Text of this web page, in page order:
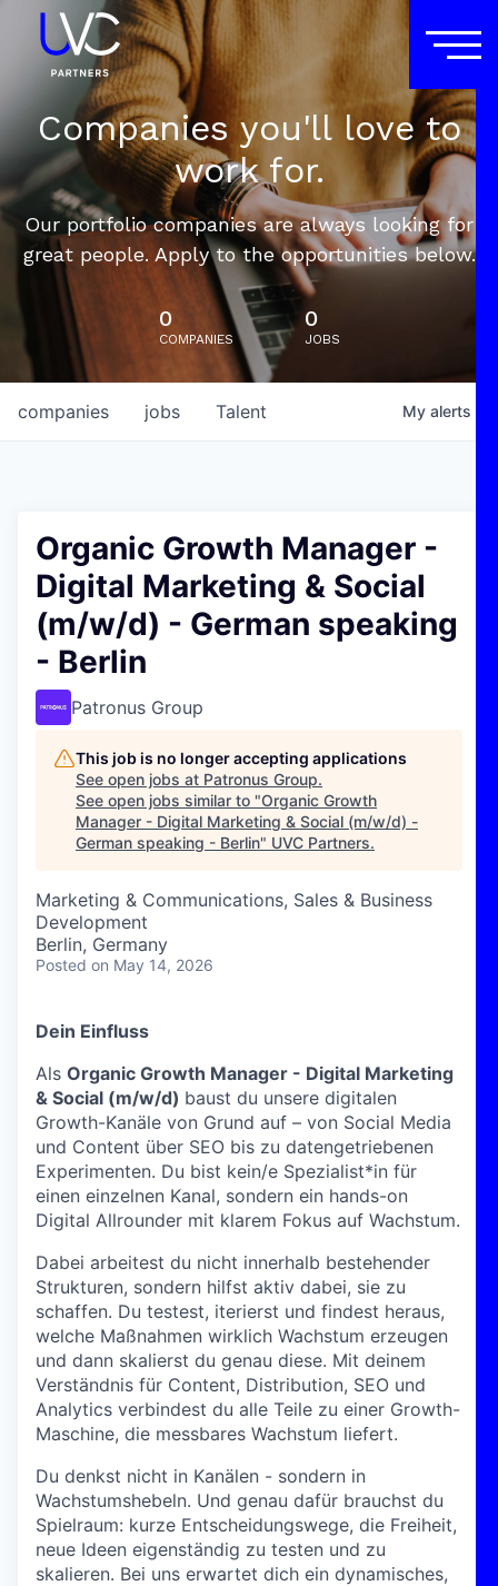
Companies you'll love to
work for.
Our portfolio companies are always looking for
great people. Apply to the opportunities below.
0
COMPANIES
0
JOBS
jobs
companies Talent My alerts
Organic Growth Manager -
Digital Marketing & Social
(m/w/d) - German speaking
- Berlin
Patronus Group
This job is no longer accepting applications
See open jobs at Patronus Group.
See open jobs similar to "Organic Growth
Manager - Digital Marketing & Social (m/w/d) -
German speaking - Berlin" UVC Partners.
Marketing & Communications, Sales & Business
Development
Berlin, Germany
Posted on May 14, 2026
Dein Einfluss
Als Organic Growth Manager - Digital Marketing
& Social (m/w/d) baust du unsere digitalen
Growth-Kanäle von Grund auf – von Social Media
und Content über SEO bis zu datengetriebenen
Experimenten. Du bist kein/e Spezialist*in für
einen einzelnen Kanal, sondern ein hands-on
Digital Allrounder mit klarem Fokus auf Wachstum.
Dabei arbeitest du nicht innerhalb bestehender
Strukturen, sondern hilfst aktiv dabei, sie zu
schaffen. Du testest, iterierst und findest heraus,
welche Maßnahmen wirklich Wachstum erzeugen
und dann skalierst du genau diese. Mit deinem
Verständnis für Content, Distribution, SEO und
Analytics verbindest du alle Teile zu einer Growth-
Maschine, die messbares Wachstum liefert.
Du denkst nicht in Kanälen - sondern in
Wachstumshebeln. Und genau dafür brauchst du
Spielraum: kurze Entscheidungswege, die Freiheit,
neue Ideen eigenständig zu testen und zu
skalieren. Bei uns erwartet dich ein dynamisches,